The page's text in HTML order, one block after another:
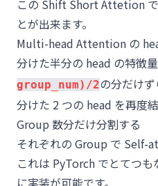
この Shift Short Attetion
とが出来ます。
Multi-head Attention の
分けた半分の head の特徴
group_num)/2の分だけ
分けた 2 つの head を再度
Group 数分だけ分割する
それぞれの Group で Self-
これは PyTorch でとてつ